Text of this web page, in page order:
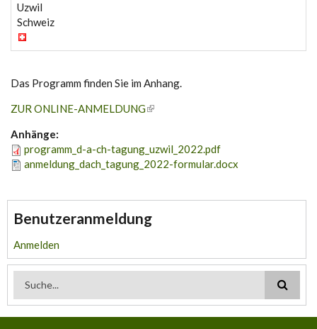
Uzwil
Schweiz
Das Programm finden Sie im Anhang.
ZUR ONLINE-ANMELDUNG
Anhänge:
programm_d-a-ch-tagung_uzwil_2022.pdf
anmeldung_dach_tagung_2022-formular.docx
Benutzeranmeldung
Anmelden
Suchformular